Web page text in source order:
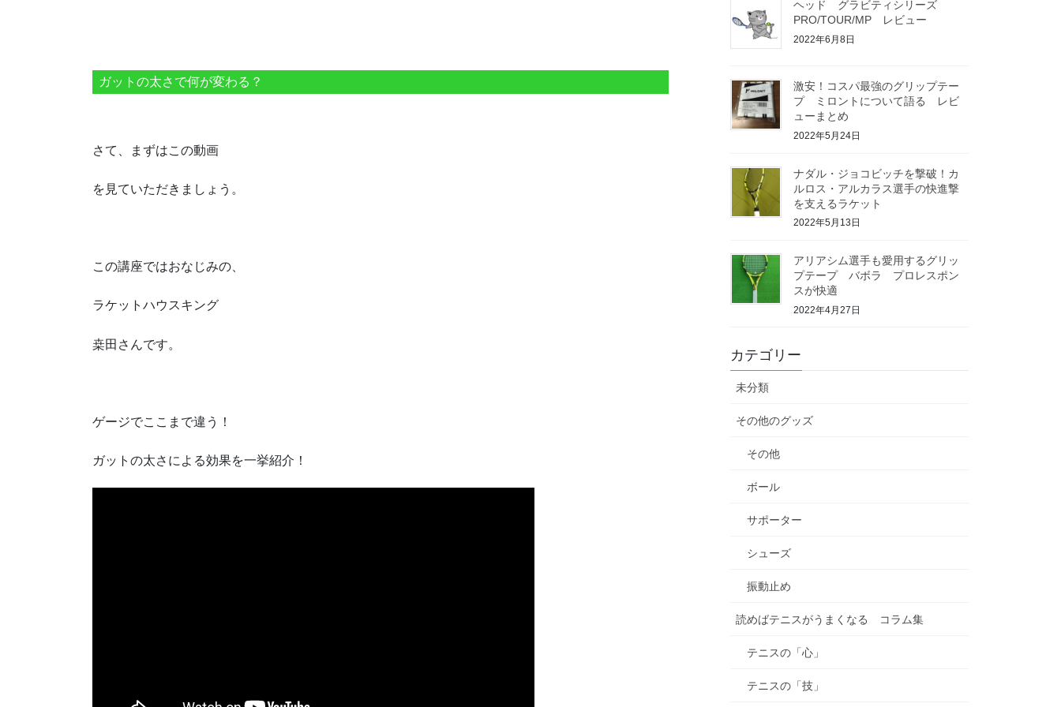
ガットの太さで何が変わる？
さて、まずはこの動画
を見ていただきましょう。
この講座ではおなじみの、
ラケットハウスキング
桒田さんです。
ゲージでここまで違う！
ガットの太さによる効果を一挙紹介！
ヘッド グラビティシリーズ
PRO/TOUR/MP レビュー
2022年6月8日
激安！コスパ最強のグリップテー
プ ミロントについて語る レビ
ューまとめ
2022年5月24日
ナダル・ジョコビッチを撃破！カ
ルロス・アルカラス選手の快進撃
を支えるラケット
2022年5月13日
アリアシム選手も愛用するグリッ
プテープ バボラ プロレスポン
スが快適
2022年4月27日
カテゴリー
未分類
その他のグッズ
その他
ボール
サポーター
シューズ
振動止め
読めばテニスがうまくなる コラム集
テニスの「心」
テニスの「技」